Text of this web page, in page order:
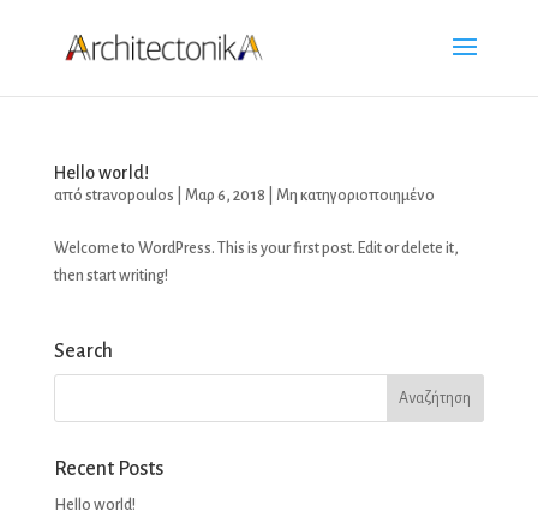
Hello world!
από stravopoulos Μαρ 6, 2018 Μη κατηγοριοποιημένο
Welcome to WordPress. This is your first post. Edit or delete it,
then start writing!
Search
Recent Posts
Hello world!